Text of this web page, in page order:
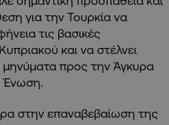
για την Τουρκία να
τις βασικές
και να στέλνει
μηνύματα προς την Άγκυρα
Ένωση.
στην επαναβεβαίωση της